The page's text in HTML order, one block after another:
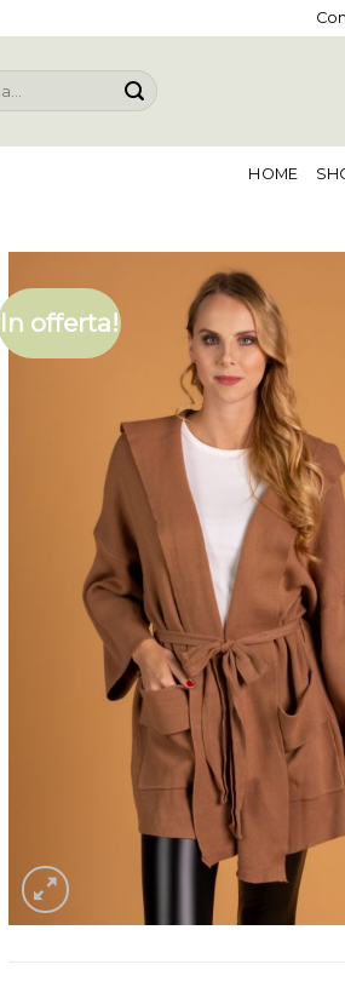
HOME
In offerta!